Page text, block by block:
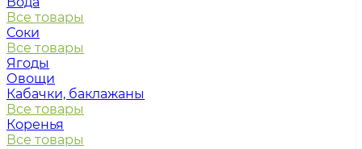
Все товары
Соки
Все товары
Ягоды
Овощи
Кабачки, баклажаны
Все товары
Коренья
Все товары